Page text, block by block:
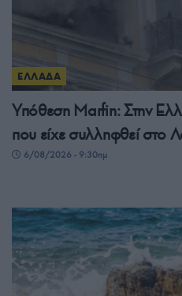
ΕΛΛΑΔΑ
Υπόθεση Μarfin: Στην
που είχε συλληφθεί στο
6/08/2026 - 9:30πμ